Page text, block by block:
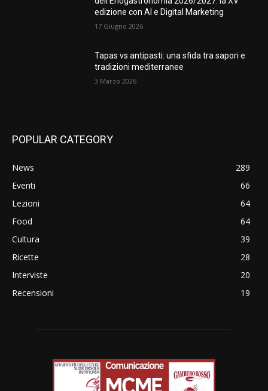
edizione con AI e Digital Marketing
17 Giugno 2026
Tapas vs antipasti: una sfida tra sapori e
tradizioni mediterranee
3 Marzo 2026
POPULAR CATEGORY
News
289
Eventi
66
Lezioni
64
Food
64
Cultura
39
Ricette
28
Interviste
20
Recensioni
19